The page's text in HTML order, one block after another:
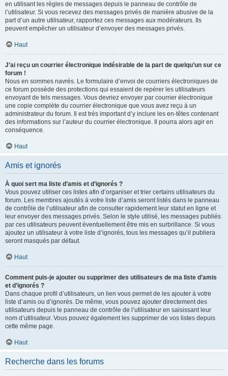
en utilisant les règles de messages depuis le panneau de contrôle de
l’utilisateur. Si vous recevez des messages privés de manière abusive de la
part d’un autre utilisateur, rapportez ces messages aux modérateurs. Ils
peuvent empêcher un utilisateur d’envoyer des messages privés.
Haut
J’ai reçu un courrier électronique indésirable de la part de quelqu’un sur ce
forum !
Nous en sommes navrés. Le formulaire d’envoi de courriers électroniques de
ce forum possède des protections qui essaient de repérer les utilisateurs
envoyant de tels messages. Vous devriez envoyer par courrier électronique
une copie complète du courrier électronique que vous avez reçu à un
administrateur du forum. Il est très important d’y inclure les en-têtes contenant
des informations sur l’auteur du courrier électronique. Il pourra alors agir en
conséquence.
Haut
Amis et ignorés
À quoi sert ma liste d’amis et d’ignorés ?
Vous pouvez utiliser ces listes afin d’organiser et trier certains utilisateurs du
forum. Les membres ajoutés à votre liste d’amis seront listés dans le panneau
de contrôle de l’utilisateur afin de consulter rapidement leur statut en ligne et
leur envoyer des messages privés. Selon le style utilisé, les messages publiés
par ces utilisateurs peuvent éventuellement être mis en surbrillance. Si vous
ajoutez un utilisateur à votre liste d’ignorés, tous les messages qu’il publiera
seront masqués par défaut.
Haut
Comment puis-je ajouter ou supprimer des utilisateurs de ma liste d’amis
et d’ignorés ?
Dans chaque profil d’utilisateurs, un lien vous permet de les ajouter à votre
liste d’amis ou d’ignorés. De même, vous pouvez ajouter directement des
utilisateurs depuis le panneau de contrôle de l’utilisateur en saisissant leur
nom d’utilisateur. Vous pouvez également les supprimer de vos listes depuis
cette même page.
Haut
Recherche dans les forums